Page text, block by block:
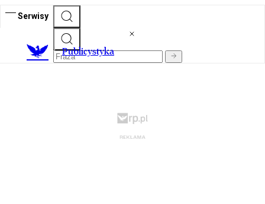
Serwisy
Publicystyka